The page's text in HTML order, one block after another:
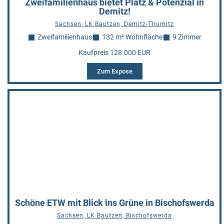
Zweifamilienhaus bietet Platz & Potenzial in
Demitz!
Sachsen, LK Bautzen, Demitz-Thumitz
Zweifamilienhaus 132 m² Wohnfläche
9 Zimmer
Kaufpreis 128.000 EUR
Zum Expose
Schöne ETW mit Blick ins Grüne in Bischofswerda
Sachsen, LK Bautzen, Bischofswerda